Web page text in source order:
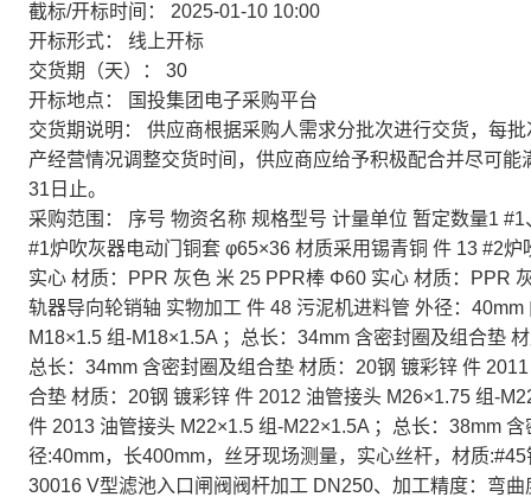
截标/开标时间：
2025-01-10 10:00
开标形式：
线上开标
交货期（天）： 30
开标地点：
国投集团电子采购平台
交货期说明： 供应商根据采购人需求分批次进行交货，每
产经营情况调整交货时间，供应商应给予积极配合并尽可
31日止。
采购范围：
序号 物资名称 规格型号 计量单位 暂定数量1
#1炉吹灰器电动门铜套 φ65×36 材质采用锡青铜 件 13 #2
实心 材质：PPR 灰色 米 25 PPR棒 Φ60 实心 材质：PPR
轨器导向轮销轴 实物加工 件 48 污泥机进料管 外径：
M18×1.5 组-M18×1.5A ；总长：34mm 含密封圈及组合垫
总长：34mm 含密封圈及组合垫 材质：20钢 镀彩锌 件
合垫 材质：20钢 镀彩锌 件 2012 油管接头 M26×1.75 组-
件 2013 油管接头 M22×1.5 组-M22×1.5A ；总长：38mm
径:40mm，长400mm，丝牙现场测量，实心丝杆，材质
30016 V型滤池入口闸阀阀杆加工 DN250、加工精度：弯